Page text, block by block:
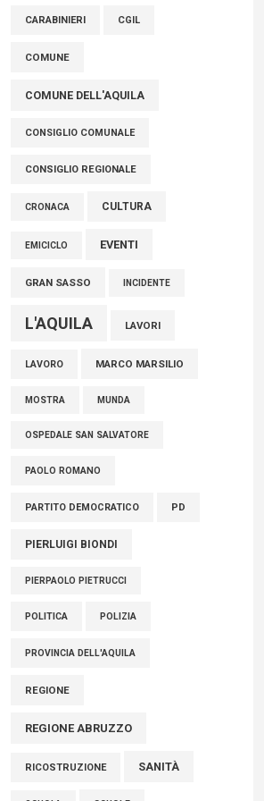
CARABINIERI CGIL
COMUNE
COMUNE DELL'AQUILA
CONSIGLIO COMUNALE
CONSIGLIO REGIONALE
CRONACA CULTURA
EMICICLO EVENTI
GRAN SASSO INCIDENTE
L'AQUILA LAVORI
LAVORO MARCO MARSILIO
MOSTRA MUNDA
OSPEDALE SAN SALVATORE
PAOLO ROMANO
PARTITO DEMOCRATICO PD
PIERLUIGI BIONDI
PIERPAOLO PIETRUCCI
POLITICA POLIZIA
PROVINCIA DELL'AQUILA
REGIONE
REGIONE ABRUZZO
RICOSTRUZIONE SANITÀ